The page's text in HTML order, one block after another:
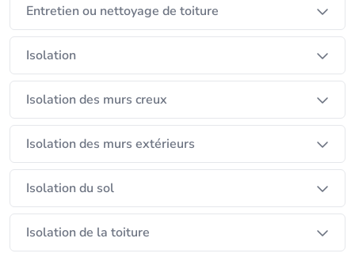
Entretien ou nettoyage de toiture
Isolation
Isolation des murs creux
Isolation des murs extérieurs
Isolation du sol
Isolation de la toiture